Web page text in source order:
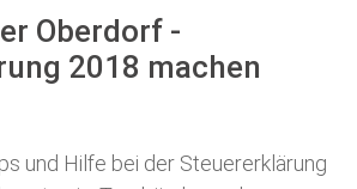
Oberdorf -
2018 machen
und Hilfe bei der Steuererklärung